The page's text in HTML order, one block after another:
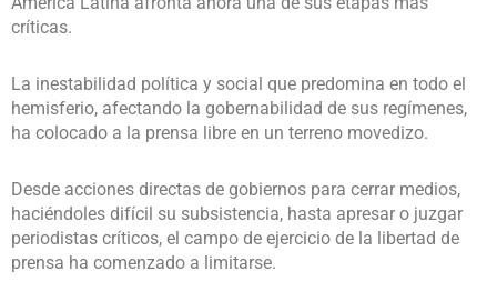
críticas.
La inestabilidad política y social que predomina en todo el
hemisferio, afectando la gobernabilidad de sus regímenes,
ha colocado a la prensa libre en un terreno movedizo.
Desde acciones directas de gobiernos para cerrar medios,
haciéndoles difícil su subsistencia, hasta apresar o juzgar
periodistas críticos, el campo de ejercicio de la libertad de
prensa ha comenzado a limitarse.